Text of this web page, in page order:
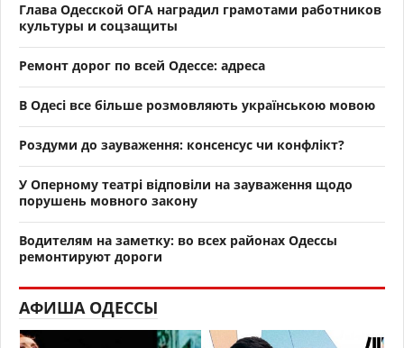
Глава Одесской ОГА наградил грамотами работников
культуры и соцзащиты
Ремонт дорог по всей Одессе: адреса
В Одесі все більше розмовляють українською мовою
Роздуми до зауваження: консенсус чи конфлікт?
У Оперному театрі відповіли на зауваження щодо
порушень мовного закону
Водителям на заметку: во всех районах Одессы
ремонтируют дороги
АФИША ОДЕССЫ